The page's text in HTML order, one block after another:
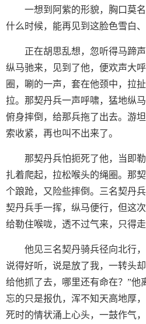
一想到阿紫的形貌，胸口莫
什么时候，能再见到这脸色雪白
正在胡思乱想，忽听得马蹄
纵马驰来，见到了他，便欢声大
圈，唰的一声，套在他颈中，拉
拉。那契丹兵一声呼啸，猛地纵
俯身摔倒，给那兵拖了出去。游
索收紧，再也叫不出来了。
那契丹兵怕扼死了他，当即
扎着爬起，拉松喉头的绳圈。那
个踉跄，又险些摔倒。三名契丹
契丹兵手一挥，纵马便行，但这
给勒住喉咙，透不过气来，只得
他见三名契丹骑兵径向北行
说得好听，说是放了我，一转头
给他抓了去，哪里还有命在？”他
忘的只是报仇，浑不知天高地厚
死时的情状涌上心头，一鼓作气